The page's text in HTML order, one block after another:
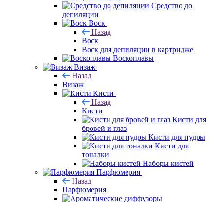
Средство до
депиляции
Воск
Назад
Воск
Воск для депиляции в картридже
Воскоплавы
Визаж
Назад
Визаж
Кисти
Назад
Кисти
Кисти для
бровей и глаз
Кисти для пудры
Кисти для
тоналки
Наборы кистей
Парфюмерия
Назад
Парфюмерия